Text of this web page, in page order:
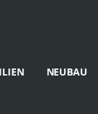
NEUBAU